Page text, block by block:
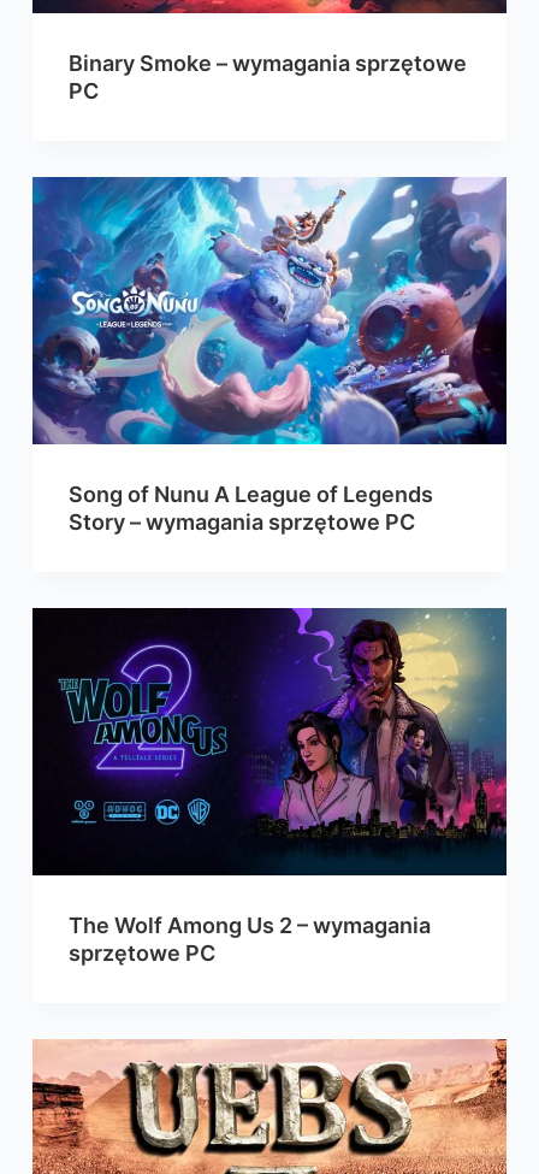
Binary Smoke – wymagania sprzętowe
PC
Song of Nunu A League of Legends
Story – wymagania sprzętowe PC
The Wolf Among Us 2 – wymagania
sprzętowe PC